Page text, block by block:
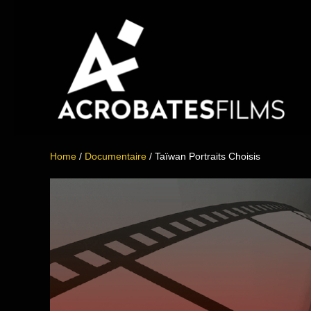
Home / Documentaire / Taïwan Portraits Choisis